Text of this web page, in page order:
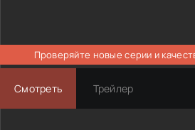
Проверяйте новые серии и
Смотреть Трейлер